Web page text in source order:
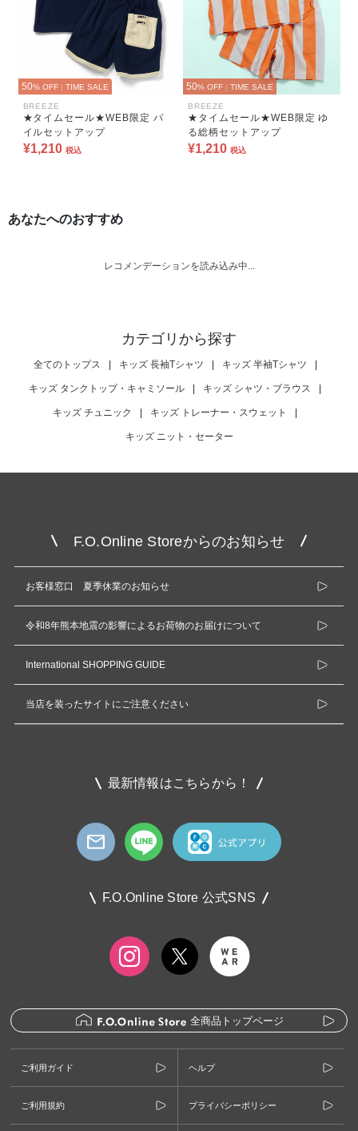
50% OFF TIME SALE
BREEZE
★タイムセール★WEB限定 パ
イルセットアップ
¥1,210 税込
50% OFF TIME SALE
BREEZE
★タイムセール★WEB限定 ゆ
る総柄セットアップ
¥1,210 税込
あなたへのおすすめ
レコメンデーションを読み込み中...
カテゴリから探す
全てのトップス キッズ 長袖Tシャツ キッズ 半袖Tシャツ
キッズ タンクトップ・キャミソール キッズ シャツ・ブラウス
キッズ チュニック キッズ トレーナー・スウェット
キッズ ニット・セーター
F.O.Online Storeからのお知らせ
お客様窓口 夏季休業のお知らせ
令和8年熊本地震の影響によるお荷物のお届けについて
International SHOPPING GUIDE
当店を装ったサイトにご注意ください
最新情報はこちらから！
F.O.Online Store 公式SNS
全商品トップページ
ご利用ガイド ヘルプ
ご利用規約 プライバシーポリシー